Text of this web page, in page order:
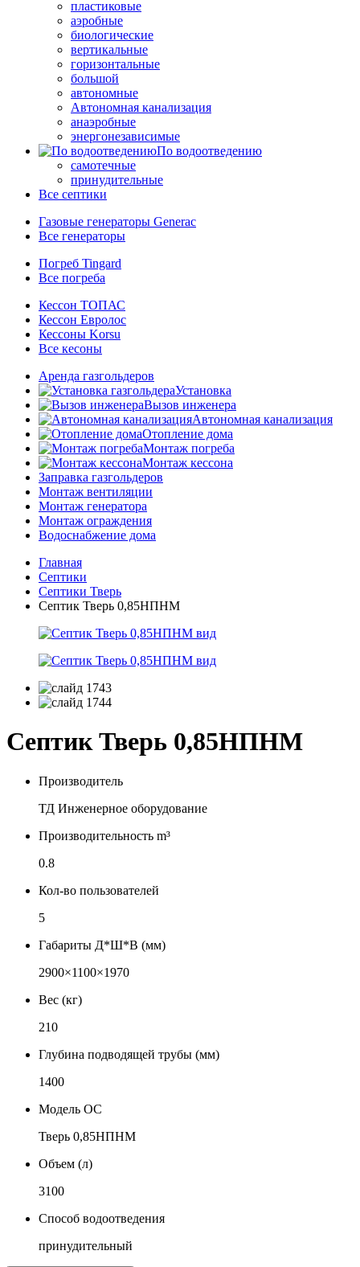
пластиковые
аэробные
биологические
вертикальные
горизонтальные
большой
автономные
Автономная канализация
анаэробные
энергонезависимые
По водоотведению
самотечные
принудительные
Все септики
Газовые генераторы Generac
Все генераторы
Погреб Tingard
Все погреба
Кессон ТОПАС
Кессон Евролос
Кессоны Korsu
Все кесоны
Аренда газгольдеров
Установка
Вызов инженера
Автономная канализация
Отопление дома
Монтаж погреба
Монтаж кессона
Заправка газгольдеров
Монтаж вентиляции
Монтаж генератора
Монтаж ограждения
Водоснабжение дома
Главная
Септики
Септики Тверь
Септик Тверь 0,85НПНМ
Септик Тверь 0,85НПНМ
Производитель
ТД Инженерное оборудование
Производительность m³
0.8
Кол-во пользователей
5
Габариты Д*Ш*В (мм)
2900×1100×1970
Вес (кг)
210
Глубина подводящей трубы (мм)
1400
Модель ОС
Тверь 0,85НПНМ
Объем (л)
3100
Способ водоотведения
принудительный